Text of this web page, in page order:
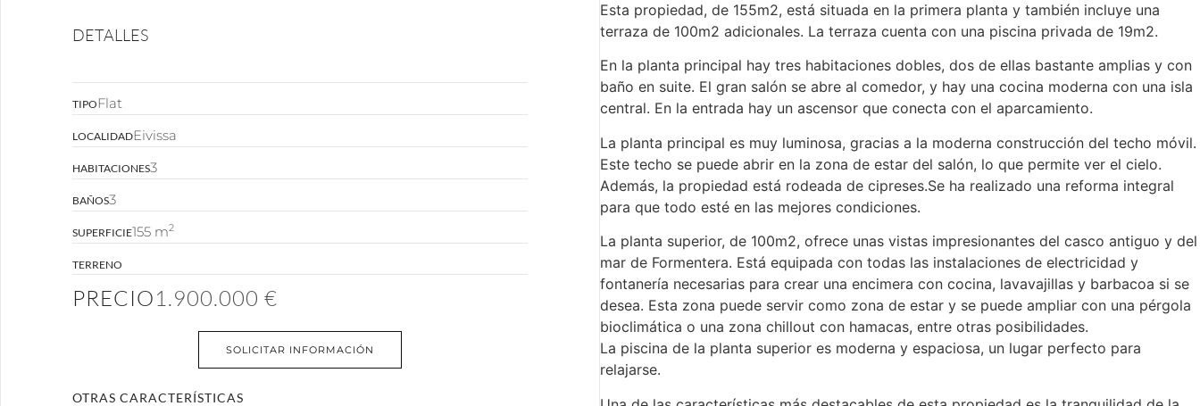
DETALLES
TIPOFlat
LOCALIDADEivissa
HABITACIONES3
BAÑOS3
SUPERFICIE155 m2
TERRENO
PRECIO1.900.000 €
SOLICITAR INFORMACIÓN
OTRAS CARACTERÍSTICAS
Esta propiedad, de 155m2, está situada en la primera planta y también incluye una
terraza de 100m2 adicionales. La terraza cuenta con una piscina privada de 19m2.
En la planta principal hay tres habitaciones dobles, dos de ellas bastante amplias y con
baño en suite. El gran salón se abre al comedor, y hay una cocina moderna con una isla
central. En la entrada hay un ascensor que conecta con el aparcamiento.
La planta principal es muy luminosa, gracias a la moderna construcción del techo móvil.
Este techo se puede abrir en la zona de estar del salón, lo que permite ver el cielo.
Además, la propiedad está rodeada de cipreses.Se ha realizado una reforma integral
para que todo esté en las mejores condiciones.
La planta superior, de 100m2, ofrece unas vistas impresionantes del casco antiguo y del
mar de Formentera. Está equipada con todas las instalaciones de electricidad y
fontanería necesarias para crear una encimera con cocina, lavavajillas y barbacoa si se
desea. Esta zona puede servir como zona de estar y se puede ampliar con una pérgola
bioclimática o una zona chillout con hamacas, entre otras posibilidades.
La piscina de la planta superior es moderna y espaciosa, un lugar perfecto para
relajarse.